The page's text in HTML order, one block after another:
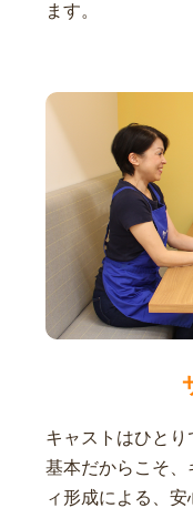
ます。
キャストはひと
基本だからこそ
ィ形成による、